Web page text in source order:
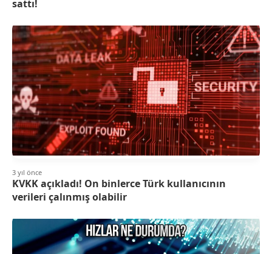
sattı!
3 yıl önce
KVKK açıkladı! On binlerce Türk kullanıcının
verileri çalınmış olabilir